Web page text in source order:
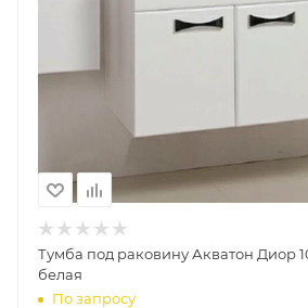
Тумба под раковину Акватон Диор
белая
По запросу